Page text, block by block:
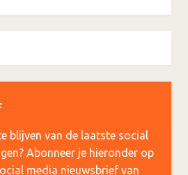
blijven van de laatste social
Abonneer je hieronder op
media nieuwsbrief van